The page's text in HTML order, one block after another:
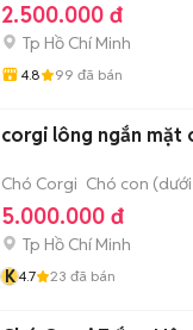
2.500.000 đ
Tp Hồ Chí Minh
4.8 99 đã bán
corgi lông ngắn mặt
Chó Corgi Chó con
5.000.000 đ
Tp Hồ Chí Minh
K4.7 23 đã bán